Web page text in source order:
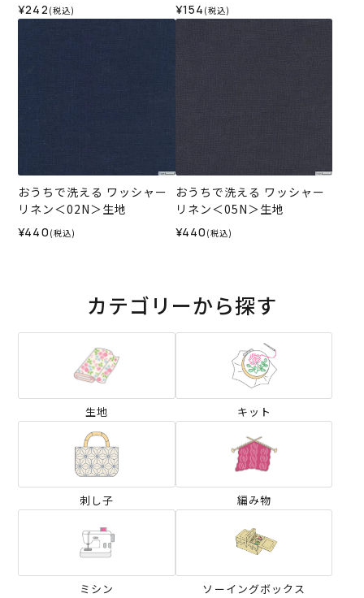
¥242 (税込) ¥154 (税込)
おうちで洗える ワッシャー
リネン＜02N＞生地
¥440 (税込)
おうちで洗える ワッシャー
リネン＜05N＞生地
¥440 (税込)
カテゴリーから探す
生地 キット
刺し子 編み物
ミシン ソーイングボックス